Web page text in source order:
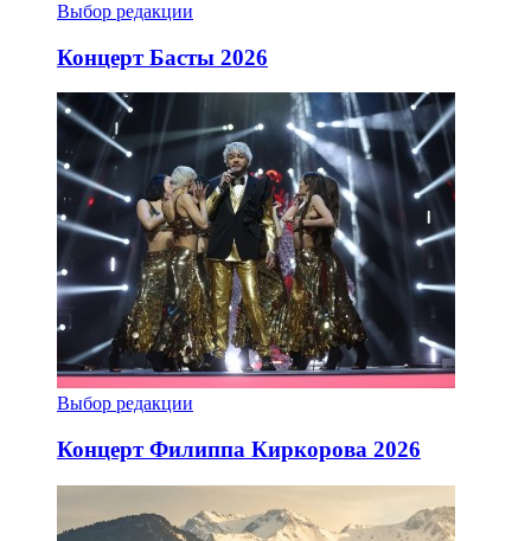
Выбор редакции
Концерт Басты 2026
Выбор редакции
Концерт Филиппа Киркорова 2026